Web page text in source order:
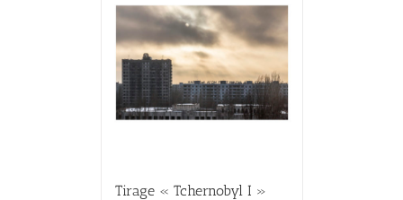
Tirage « Tchernobyl I »